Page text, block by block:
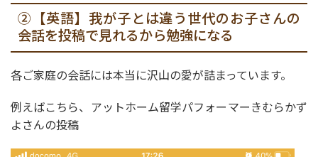
②【英語】我が子とは違う世代のお子さんの
会話を投稿で見れるから勉強になる
各ご家庭の会話には本当に沢山の愛が詰まっています。
例えばこちら、アットホーム留学パフォーマーきむらかず
よさんの投稿